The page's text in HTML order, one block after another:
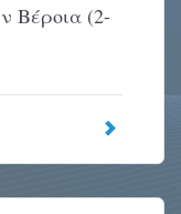
Βέροια (2-